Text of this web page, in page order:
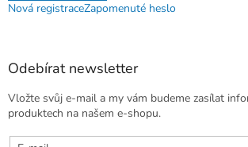
Nová registraceZapomenuté heslo
Odebírat newsletter
Vložte svůj e-mail a my vám budeme zasílat
produktech na našem e-shopu.